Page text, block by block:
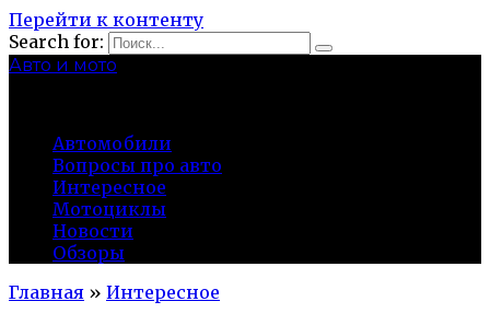
Перейти к контенту
Search for:
Авто и мото
Автомобили
Вопросы про авто
Интересное
Мотоциклы
Новости
Обзоры
Главная » Интересное